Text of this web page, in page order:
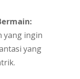
yang ingin
yang